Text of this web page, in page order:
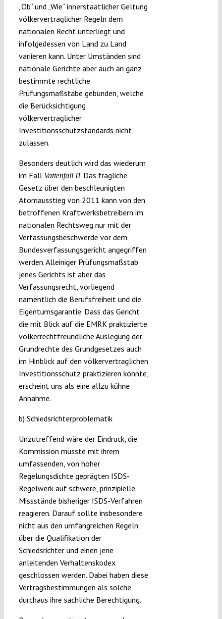
„Ob“ und „Wie“ innerstaatlicher Geltung
völkervertraglicher Regeln dem
nationalen Recht unterliegt und
infolgedessen von Land zu Land
variieren kann. Unter Umständen sind
nationale Gerichte aber auch an ganz
bestimmte rechtliche
Prüfungsmaßstäbe gebunden, welche
die Berücksichtigung
völkervertraglicher
Investitionsschutzstandards nicht
zulassen.
Besonders deutlich wird das wiederum
im Fall Vattenfall II. Das fragliche
Gesetz über den beschleunigten
Atomausstieg von 2011 kann von den
betroffenen Kraftwerksbetreibern im
nationalen Rechtsweg nur mit der
Verfassungsbeschwerde vor dem
Bundesverfassungsgericht angegriffen
werden. Alleiniger Prüfungsmaßstab
jenes Gerichts ist aber das
Verfassungsrecht, vorliegend
namentlich die Berufsfreiheit und die
Eigentumsgarantie. Dass das Gericht
die mit Blick auf die EMRK praktizierte
völkerrechtfreundliche Auslegung der
Grundrechte des Grundgesetzes auch
im Hinblick auf den völkervertraglichen
Investitionsschutz praktizieren könnte,
erscheint uns als eine allzu kühne
Annahme.
b) Schiedsrichterproblematik
Unzutreffend wäre der Eindruck, die
Kommission müsste mit ihrem
umfassenden, von hoher
Regelungsdichte geprägten ISDS-
Regelwerk auf schwere, prinzipielle
Missstände bisheriger ISDS-Verfahren
reagieren. Darauf sollte insbesondere
nicht aus den umfangreichen Regeln
über die Qualifikation der
Schiedsrichter und einen jene
anleitenden Verhaltenskodex
geschlossen werden. Dabei haben diese
Vertragsbestimmungen als solche
durchaus ihre sachliche Berechtigung.